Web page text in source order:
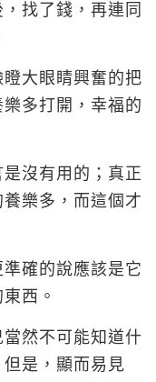
找了錢，再連同
大眼睛興奮的把
多打開，幸福的
沒有用的；真正
樂多，而這個才
確的說應該是它
西。
然不可能知道什
是，顯而易見